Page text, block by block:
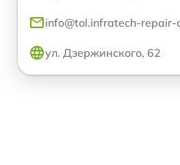
info@tol.infratech-repair-
ул. Дзержинского, 62